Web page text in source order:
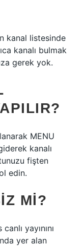
kanal listesinde
kanalı bulmak
gerek yok.
MENU
kanalı
fişten
edin.
MI?
yayınını
yer alan